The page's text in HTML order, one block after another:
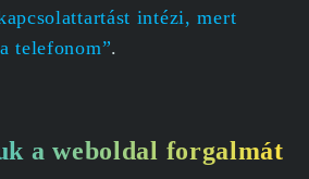
intézi, mert
telefonom”.
a weboldal forgalmát